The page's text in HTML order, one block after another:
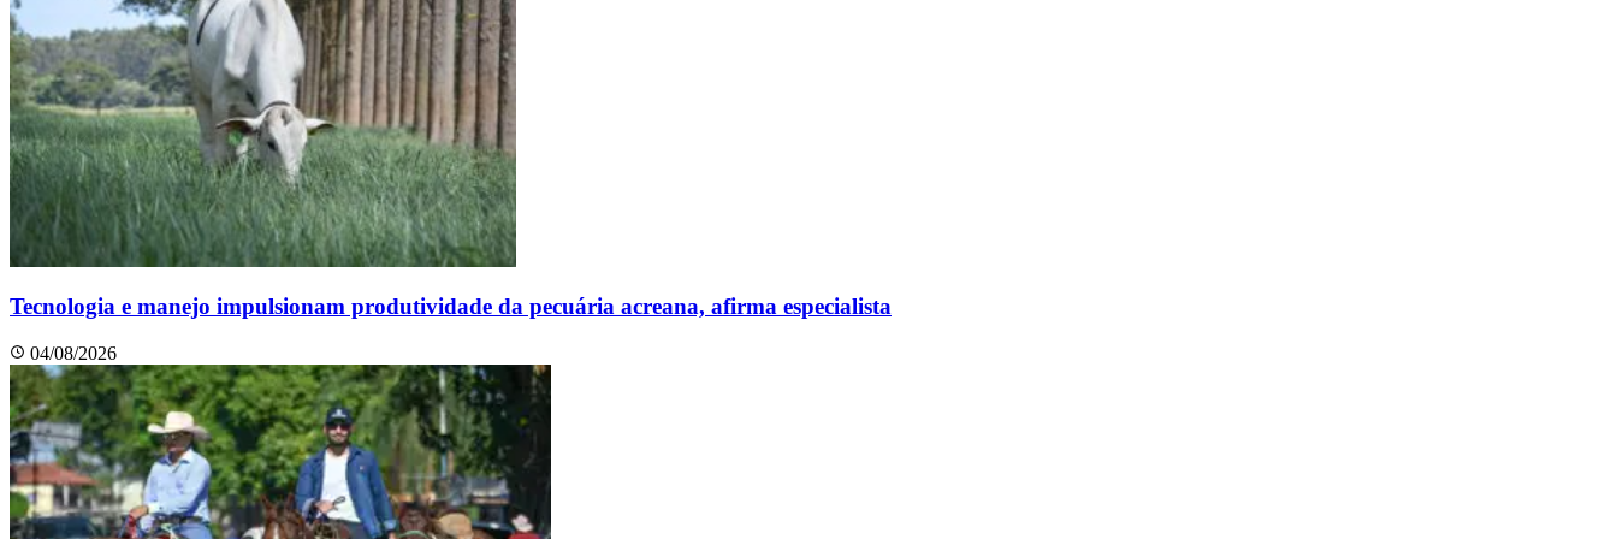
Tecnologia e manejo impulsionam produtividade da pecuária acreana, afirma especialista
04/08/2026